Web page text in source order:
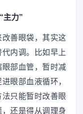
主力”
善眼袋，其实这
内调。比如早上
部血管，暂时减
眼部血液循环，
只能暂时改善眼
还是得从调理身